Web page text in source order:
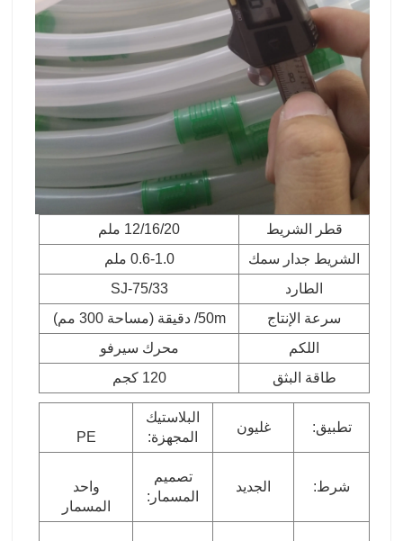
قطر الشريط
12/16/20 ملم
الشريط جدار سمك
0.6-1.0 ملم
الطارد
SJ-75/33
سرعة الإنتاج
50m/ دقيقة (مساحة 300 مم)
اللكم
محرك سيرفو
طاقة البثق
120 كجم
تطبيق: غليون
البلاستيك
المجهزة:
PE
شرط: الجديد
تصميم
المسمار:
واحد
المسمار